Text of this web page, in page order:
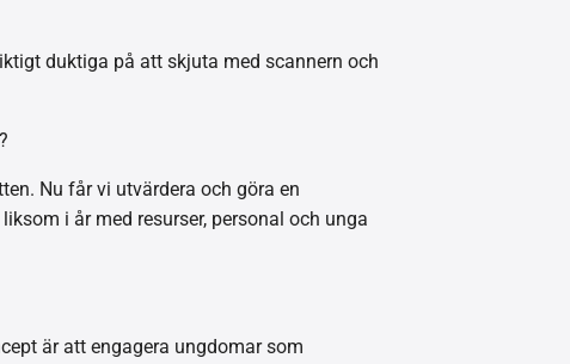
duktiga på att skjuta med scannern och
Nu får vi utvärdera och göra en
i år med resurser, personal och unga
är att engagera ungdomar som